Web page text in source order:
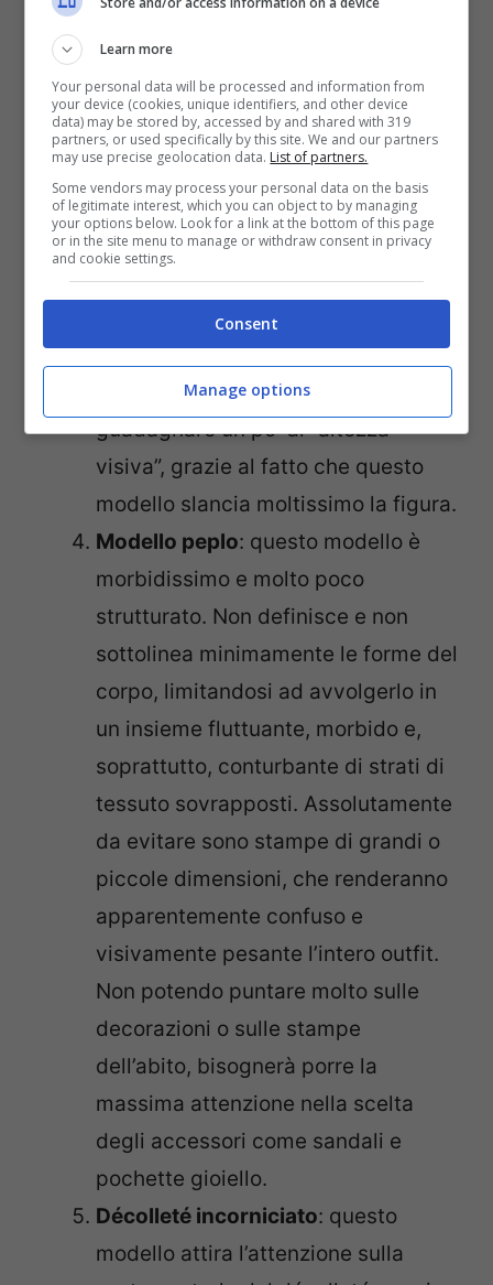
nella parte inferiore del corpo.
Questo modello risulta, infatti, molto
strutturato e “ingioiellato” nella
parte superiore, per mettere il più
possibile in risalto il décolleté. Si
tratta di un modello perfetto per le
donne non troppo alte, che potranno
nascondere molti centimetri di
tacchi sotto la lunghissima gonna
ma, soprattutto, potranno
guadagnare un po’ di “altezza
visiva”, grazie al fatto che questo
modello slancia moltissimo la figura.
Modello peplo: questo modello è
morbidissimo e molto poco
strutturato. Non definisce e non
sottolinea minimamente le forme del
corpo, limitandosi ad avvolgerlo in
un insieme fluttuante, morbido e,
soprattutto, conturbante di strati di
tessuto sovrapposti. Assolutamente
da evitare sono stampe di grandi o
piccole dimensioni, che renderanno
apparentemente confuso e
visivamente pesante l’intero outfit.
Non potendo puntare molto sulle
decorazioni o sulle stampe
dell’abito, bisognerà porre la
massima attenzione nella scelta
degli accessori come sandali e
pochette gioiello.
Décolleté incorniciato: questo
modello attira l’attenzione sulla
Learn more
Your personal data will be processed and information from
your device (cookies, unique identifiers, and other device
data) may be stored by, accessed by and shared with 319
partners, or used specifically by this site. We and our partners
may use precise geolocation data. List of partners.
Some vendors may process your personal data on the basis
of legitimate interest, which you can object to by managing
your options below. Look for a link at the bottom of this page
or in the site menu to manage or withdraw consent in privacy
and cookie settings.
Consent
Manage options